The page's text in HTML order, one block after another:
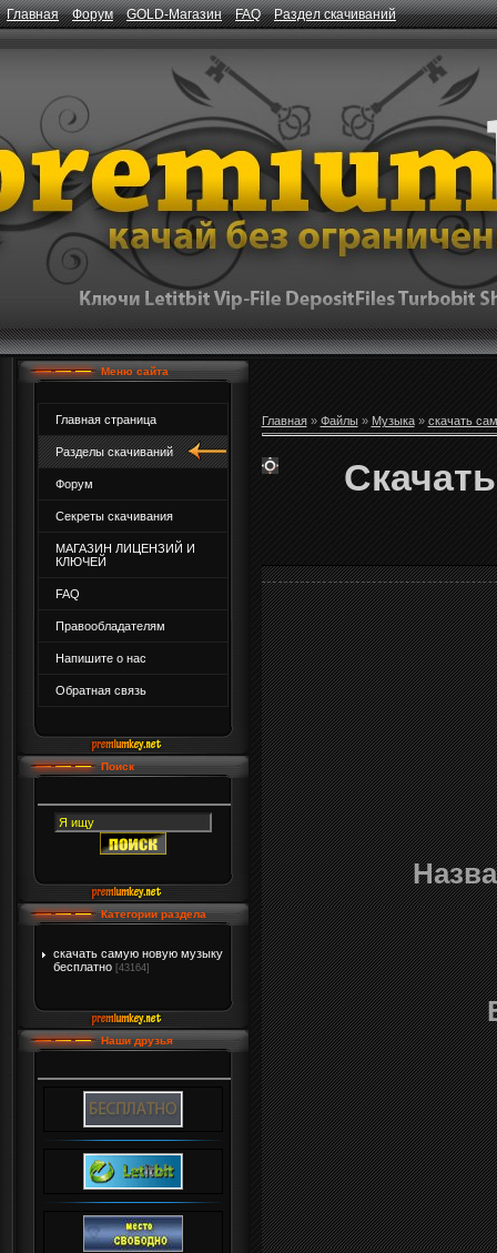
Главная Форум GOLD-Магазин FAQ Раздел скачиваний
Меню сайта
Главная страница
Разделы скачиваний
Форум
Секреты скачивания
МАГАЗИН ЛИЦЕНЗИЙ И
КЛЮЧЕЙ
FAQ
Правообладателям
Напишите о нас
Обратная связь
Поиск
Категории раздела
скачать самую новую музыку
бесплатно [43164]
Наши друзья
Главная» Файлы» Музыка» скачать